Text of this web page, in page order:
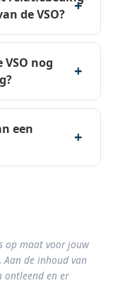
de VSO?
nog
een
op maat voor jouw
de inhoud van
ontleend en er